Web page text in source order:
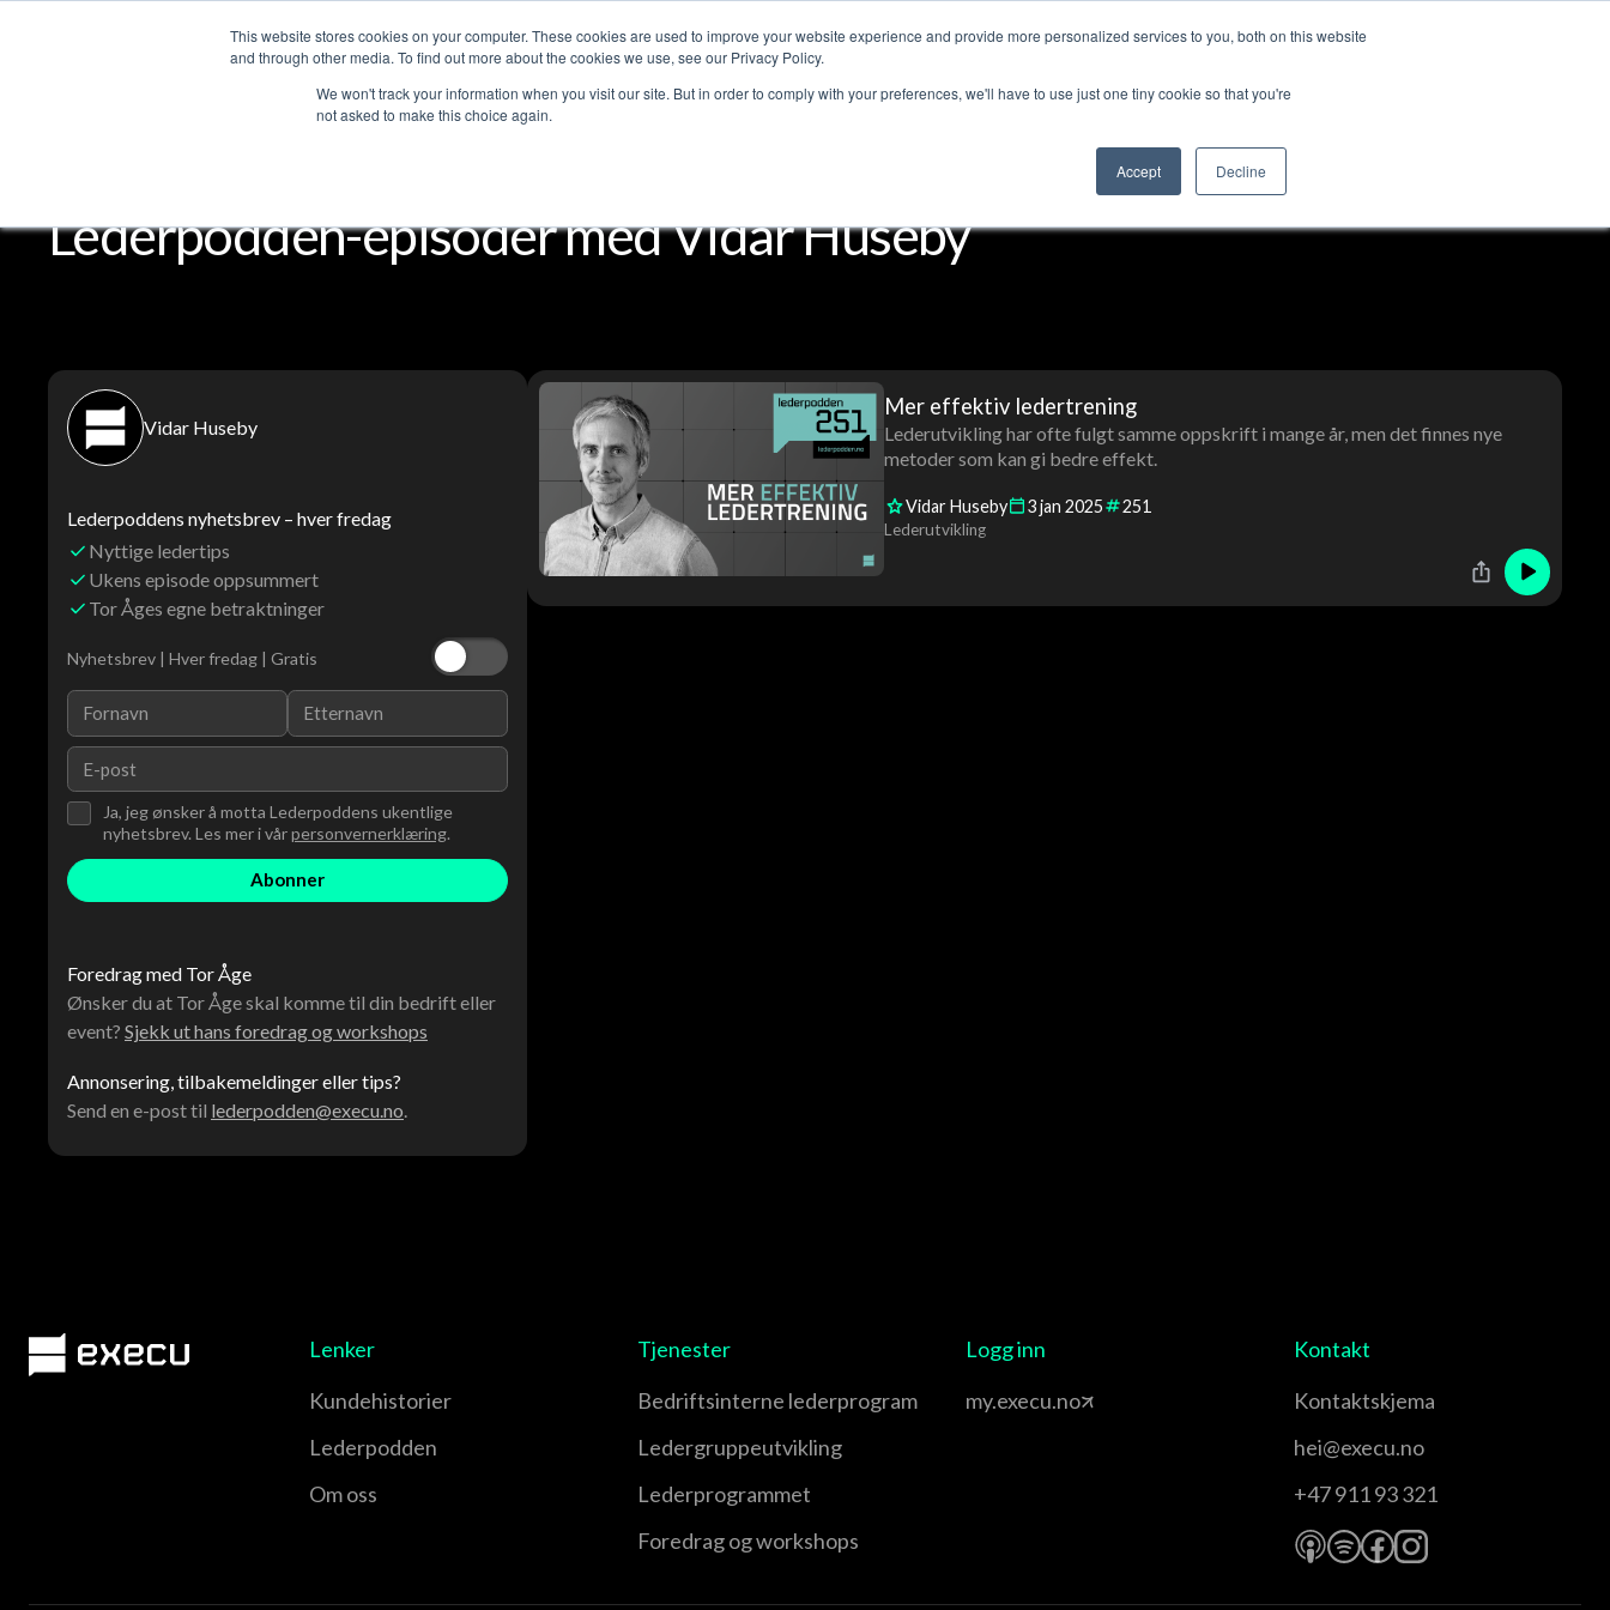
This website stores cookies on your computer. These cookies are used to improve your website experience and provide more personalized services to you, both on this website
and through other media. To find out more about the cookies we use, see our Privacy Policy.
We won't track your information when you visit our site. But in order to comply with your preferences, we'll have to use just one tiny cookie so that you're
not asked to make this choice again.
Accept Decline
Tjenester Kundehistorier Lederpodden Om oss Logg inn Kontakt oss
Lederpodden-episoder med Vidar Huseby
Vidar Huseby
Lederpoddens nyhetsbrev – hver fredag
Nyttige ledertips
Ukens episode oppsummert
Tor Åges egne betraktninger
Nyhetsbrev | Hver fredag | Gratis
Ja, jeg ønsker å motta Lederpoddens ukentlige
nyhetsbrev. Les mer i vårpersonvernerklæring.
Foredrag med Tor Åge
Ønsker du at Tor Åge skal komme til din bedrift eller
event? Sjekk ut hans foredrag og workshops
Annonsering, tilbakemeldinger eller tips?
Send en e-post til lederpodden@execu.no
Mer effektiv ledertrening
Lederutvikling har ofte fulgt samme oppskrift i mange år, men det finnes nye
metoder som kan gi bedre effekt.
Vidar Huseby 3jan 2025 251
Lederutvikling
Lenker
Kundehistorier
Lederpodden
Om oss
Tjenester
Bedriftsinterne lederprogram
Leder­gruppe­utvikling
Leder­programmet
Foredrag og workshops
Logg inn
my.execu.no
Kontakt
Kontaktskjema
hei@execu.no
+47 911 93 321